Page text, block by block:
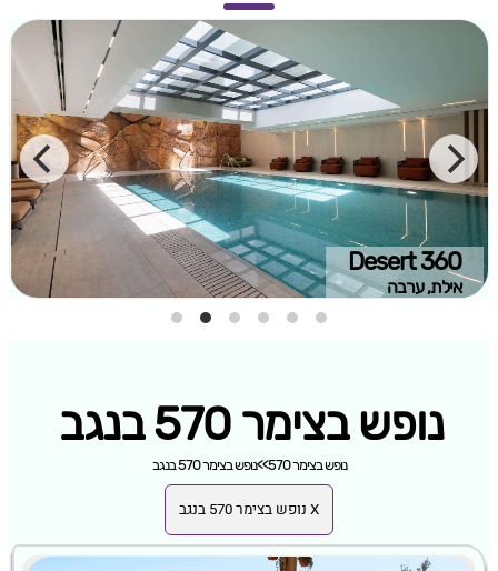
Desert 360‏
אילת, ערבה
נופש בצימר 570 בנגב
נופש בצימר 570 >>נופש בצימר 570 בנגב
X נופש בצימר 570 בנגב